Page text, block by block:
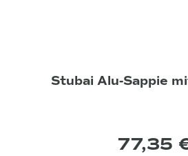
Stubai Alu-Sappie
77,35